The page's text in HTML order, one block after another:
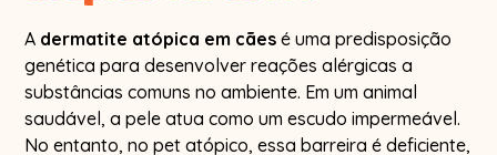
A dermatite atópica em cães é uma predisposição
genética para desenvolver reações alérgicas a
substâncias comuns no ambiente. Em um animal
saudável, a pele atua como um escudo impermeável.
No entanto, no pet atópico, essa barreira é deficiente,